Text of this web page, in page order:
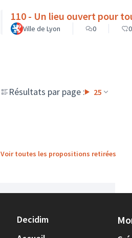
110 - Un lieu ouvert pour
Ville de Lyon 0 0
Résultats par page : 25
Voir toutes les propositions retirées
Decidim